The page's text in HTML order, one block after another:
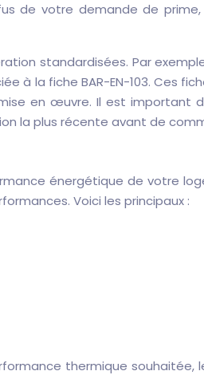
de votre demande de prime,
standardisées. Par
à la fiche BAR-EN-103.
en œuvre. Il est important
la plus récente avant de
énergétique de votre
Voici les principaux :
thermique